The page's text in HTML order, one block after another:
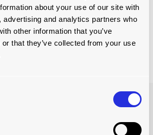
about your use of our site with
advertising and analytics partners who
other information that you’ve
that they’ve collected from your use
le fabricant ne conserve aucune
ou la station de production suivant, à
nécessaire.
qui a pour objectif de maintenir
adéquat.